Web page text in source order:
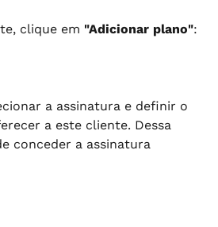
clique em "Adicionar plano":
a assinatura e definir o
a este cliente. Dessa
conceder a assinatura